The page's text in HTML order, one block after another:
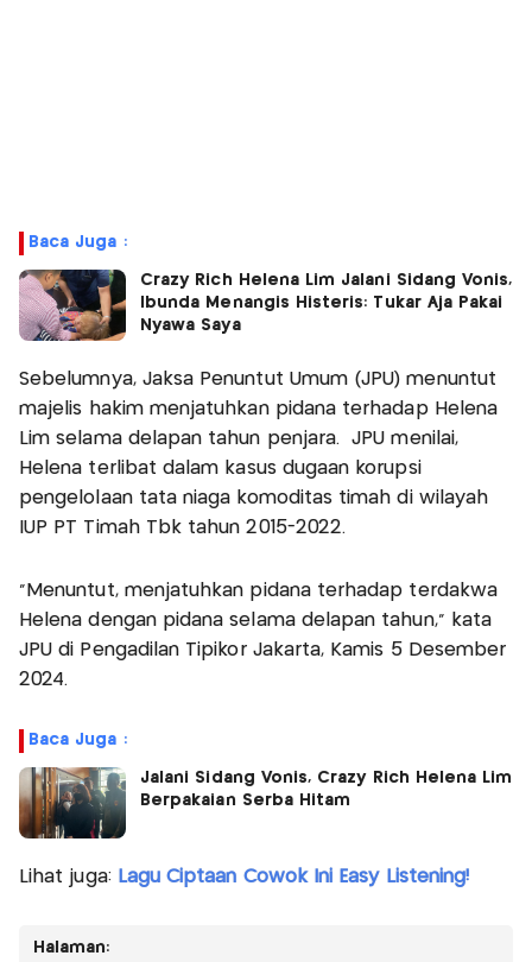
Baca Juga :
Crazy Rich Helena Lim Jalani Sidang Vonis,
Ibunda Menangis Histeris: Tukar Aja Pakai
Nyawa Saya
Sebelumnya, Jaksa Penuntut Umum (JPU) menuntut
majelis hakim menjatuhkan pidana terhadap Helena
Lim selama delapan tahun penjara. JPU menilai,
Helena terlibat dalam kasus dugaan korupsi
pengelolaan tata niaga komoditas timah di wilayah
IUP PT Timah Tbk tahun 2015-2022.
"Menuntut, menjatuhkan pidana terhadap terdakwa
Helena dengan pidana selama delapan tahun," kata
JPU di Pengadilan Tipikor Jakarta, Kamis 5 Desember
2024.
Baca Juga :
Jalani Sidang Vonis, Crazy Rich Helena Lim
Berpakaian Serba Hitam
Lihat juga: Lagu Ciptaan Cowok Ini Easy Listening!
Halaman: